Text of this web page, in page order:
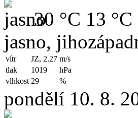
30 °C 13 °C
jasno,
vítr JZ, 2.27 m/s
tlak
1019
hPa
vlhkost 29 %
pondělí 10. 8.